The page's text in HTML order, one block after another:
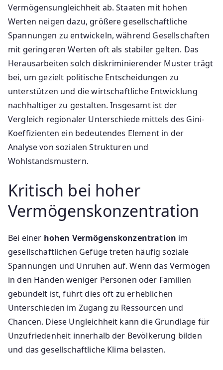
Vermögensungleichheit ab. Staaten mit hohen
Werten neigen dazu, größere gesellschaftliche
Spannungen zu entwickeln, während Gesellschaften
mit geringeren Werten oft als stabiler gelten. Das
Herausarbeiten solch diskriminierender Muster trägt
bei, um gezielt politische Entscheidungen zu
unterstützen und die wirtschaftliche Entwicklung
nachhaltiger zu gestalten. Insgesamt ist der
Vergleich regionaler Unterschiede mittels des Gini-
Koeffizienten ein bedeutendes Element in der
Analyse von sozialen Strukturen und
Wohlstandsmustern.
Kritisch bei hoher
Vermögenskonzentration
Bei einer hohen Vermögenskonzentration im
gesellschaftlichen Gefüge treten häufig soziale
Spannungen und Unruhen auf. Wenn das Vermögen
in den Händen weniger Personen oder Familien
gebündelt ist, führt dies oft zu erheblichen
Unterschieden im Zugang zu Ressourcen und
Chancen. Diese Ungleichheit kann die Grundlage für
Unzufriedenheit innerhalb der Bevölkerung bilden
und das gesellschaftliche Klima belasten.